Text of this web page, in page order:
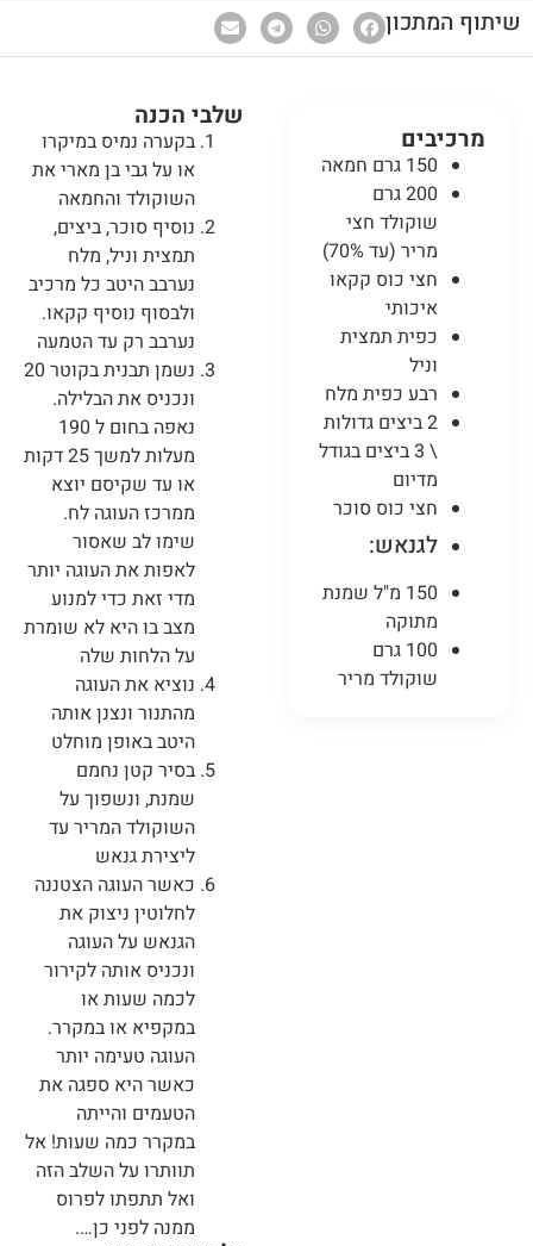
שיתוף המתכון
מרכיבים
150 גרם חמאה
200 גרם
שוקולד חצי
מריר (עד 70%)
חצי כוס קקאו
איכותי
כפית תמצית
וניל
רבע כפית מלח
2 ביצים גדולות
\ 3 ביצים בגודל
מדיום
חצי כוס סוכר
לגנאש:
150 מ"ל שמנת
מתוקה
100 גרם
שוקולד מריר
שלבי הכנה
בקערה נמיס במיקרו
או על גבי בן מארי את
השוקולד והחמאה
נוסיף סוכר, ביצים,
תמצית וניל, מלח
נערבב היטב כל מרכיב
ולבסוף נוסיף קקאו.
נערבב רק עד הטמעה
נשמן תבנית בקוטר 20
ונכניס את הבלילה.
נאפה בחום ל 190
מעלות למשך 25 דקות
או עד שקיסם יוצא
ממרכז העוגה לח.
שימו לב שאסור
לאפות את העוגה יותר
מדי זאת כדי למנוע
מצב בו היא לא שומרת
על הלחות שלה
נוציא את העוגה
מהתנור ונצנן אותה
היטב באופן מוחלט
בסיר קטן נחמם
שמנת, ונשפוך על
השוקולד המריר עד
ליצירת גנאש
כאשר העוגה הצטננה
לחלוטין ניצוק את
הגנאש על העוגה
ונכניס אותה לקירור
לכמה שעות או
במקפיא או במקרר.
העוגה טעימה יותר
כאשר היא ספגה את
הטעמים והייתה
במקרר כמה שעות! אל
תוותרו על השלב הזה
ואל תתפתו לפרוס
ממנה לפני כן….